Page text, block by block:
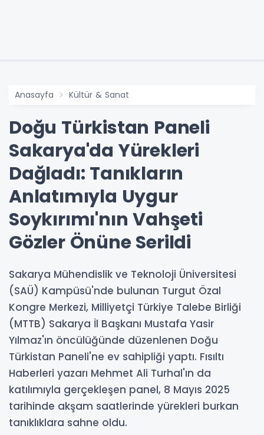
Anasayfa Kültür & Sanat
Doğu Türkistan Paneli
Sakarya'da Yürekleri
Dağladı: Tanıkların
Anlatımıyla Uygur
Soykırımı'nın Vahşeti
Gözler Önüne Serildi
Sakarya Mühendislik ve Teknoloji Üniversitesi
(SAÜ) Kampüsü'nde bulunan Turgut Özal
Kongre Merkezi, Milliyetçi Türkiye Talebe Birliği
(MTTB) Sakarya İl Başkanı Mustafa Yasir
Yılmaz'ın öncülüğünde düzenlenen Doğu
Türkistan Paneli'ne ev sahipliği yaptı. Fısıltı
Haberleri yazarı Mehmet Ali Turhal'ın da
katılımıyla gerçekleşen panel, 8 Mayıs 2025
tarihinde akşam saatlerinde yürekleri burkan
tanıklıklara sahne oldu.